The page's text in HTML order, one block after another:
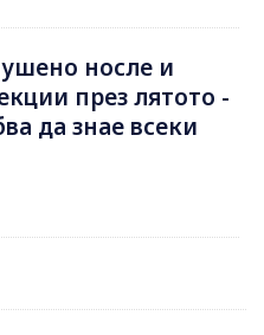
носле и
през лятотo -
да знае всеки